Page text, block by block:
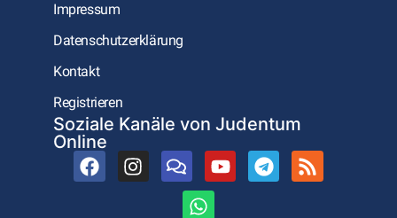
Impressum
Datenschutzerklärung
Kontakt
Registrieren
Soziale Kanäle von Judentum
Online